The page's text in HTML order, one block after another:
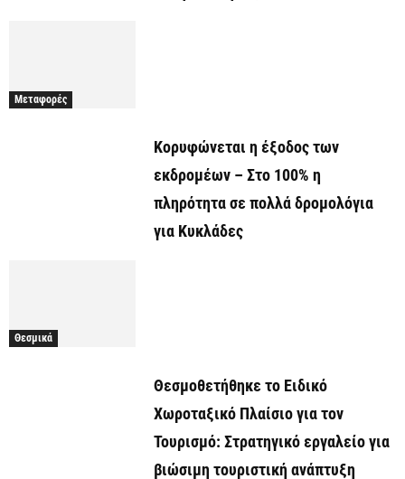
Μεταφορές
Κορυφώνεται η έξοδος των
εκδρομέων – Στο 100% η
πληρότητα σε πολλά δρομολόγια
για Κυκλάδες
Θεσμικά
Θεσμοθετήθηκε το Ειδικό
Χωροταξικό Πλαίσιο για τον
Τουρισμό: Στρατηγικό εργαλείο για
βιώσιμη τουριστική ανάπτυξη